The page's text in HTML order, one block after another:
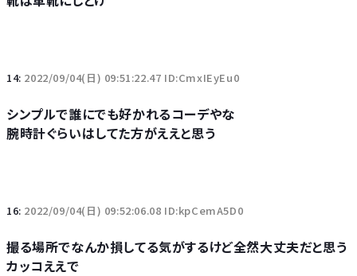
14: 2022/09/04(日) 09:51:22.47 ID:CmxIEyEu0
シンプルで誰にでも好かれるコーデやな
腕時計ぐらいはしてた方がええと思う
16: 2022/09/04(日) 09:52:06.08 ID:kpCemA5D0
撮る場所でなんか損してる気がするけど全然大丈夫だと思う
カッコええで